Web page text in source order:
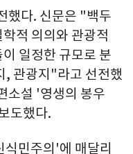
했다. 신문은 "백두
적 의의와 관광적
일정한 규모로 분
, 관광지"라고 선전했
소설 '영생의 봉우
도했다.
민주의'에 매달리